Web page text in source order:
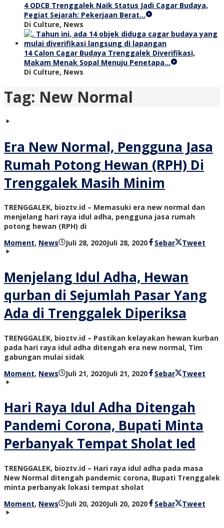
4 ODCB Trenggalek Naik Status Jadi Cagar Budaya,
Pegiat Sejarah: Pekerjaan Berat…
Di Culture, News
14 Calon Cagar Budaya Trenggalek Diverifikasi,
Makam Menak Sopal Menuju Penetapa…
Di Culture, News
Tag: New Normal
Era New Normal, Pengguna Jasa
Rumah Potong Hewan (RPH) Di
Trenggalek Masih Minim
TRENGGALEK, bioztv.id – Memasuki era new normal dan
menjelang hari raya idul adha, pengguna jasa rumah
potong hewan (RPH) di
Moment, News Juli 28, 2020Juli 28, 2020olehSebar Tweet
Menjelang Idul Adha, Hewan
qurban di Sejumlah Pasar Yang
Ada di Trenggalek Diperiksa
TRENGGALEK, bioztv.id – Pastikan kelayakan hewan kurban
pada hari raya idul adha ditengah era new normal, Tim
gabungan mulai sidak
Moment, News Juli 21, 2020Juli 21, 2020olehSebar Tweet
Hari Raya Idul Adha Ditengah
Pandemi Corona, Bupati Minta
Perbanyak Tempat Sholat Ied
TRENGGALEK, bioztv.id – Hari raya idul adha pada masa
New Normal ditengah pandemic corona, Bupati Trenggalek
minta perbanyak lokasi tempat sholat
Moment, News Juli 20, 2020Juli 20, 2020olehSebar Tweet